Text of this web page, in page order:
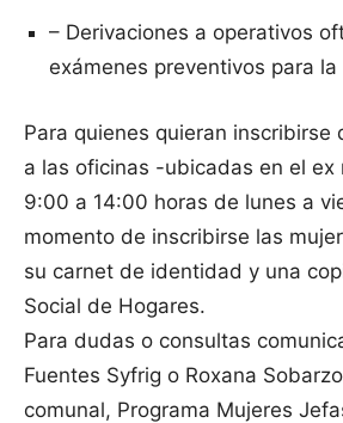
– Derivaciones a operativos
exámenes preventivos para la
Para quienes quieran inscribirse
a las oficinas -ubicadas en el ex
9:00 a 14:00 horas de lunes a
momento de inscribirse las
su carnet de identidad y una
Social de Hogares.
Para dudas o consultas
Fuentes Syfrig o Roxana
comunal, Programa Mujeres